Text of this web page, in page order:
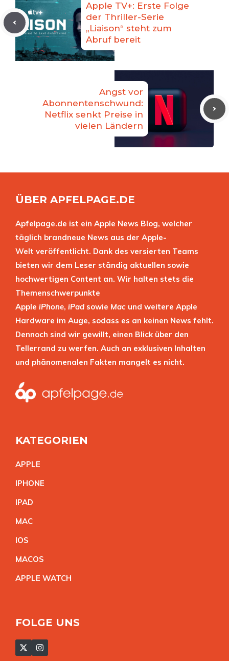
Apple TV+: Erste Folge
der Thriller-Serie
„Liaison“ steht zum
Abruf bereit
Angst vor
Abonnentenschwund:
Netflix senkt Preise in
vielen Ländern
ÜBER APFELPAGE.DE
Apfelpage.de ist ein Apple News Blog, welcher
täglich brandneue News aus der Apple-
Welt veröffentlicht. Dank des versierten Teams
bieten wir dem Leser ständig aktuellen sowie
hochwertigen Content an. Wir halten stets die
Themenschwerpunkte
Apple iPhone, iPad sowie Mac und weitere Apple
Hardware im Auge, sodass es an keinen News fehlt.
Dennoch sind wir gewillt, einen Blick über den
Tellerrand zu werfen. Auch an exklusiven Inhalten
und phänomenalen Fakten mangelt es nicht.
KATEGORIEN
APPLE
IPHONE
IPAD
MAC
IOS
MACOS
APPLE WATCH
FOLGE UNS